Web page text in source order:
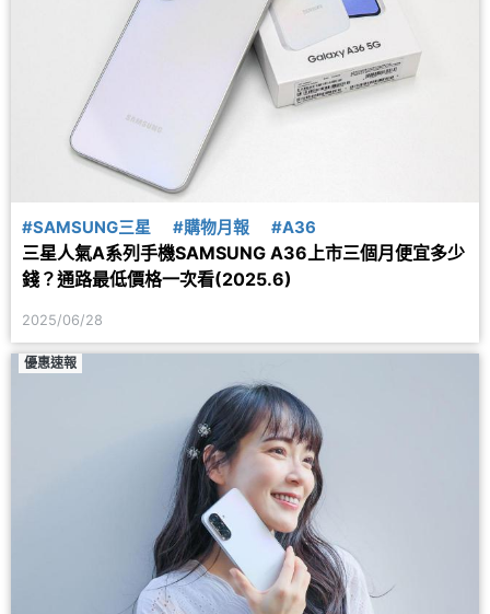
#SAMSUNG三星 #購物月報 #A36
三星人氣A系列手機SAMSUNG A36上市三個月便宜多少
錢？通路最低價格一次看(2025.6)
2025/06/28
優惠速報